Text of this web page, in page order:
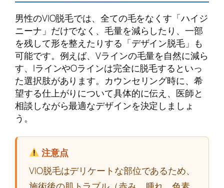
男性のVIO脱毛では、全ての毛をなくす「ハイジ
ニーナ」だけでなく、毛量を減らしたり、一部
を残して形を整えたりする「デザイン脱毛」も
可能です。例えば、Vラインの毛量を自然に減ら
す、IラインやOラインは完全に脱毛するといっ
た選択肢があります。カウンセリング時に、希
望する仕上がりについて具体的に伝え、医師と
相談しながら最適なデザインを決定しましょ
う。
注意点
VIO脱毛はデリケートな部位であるため、